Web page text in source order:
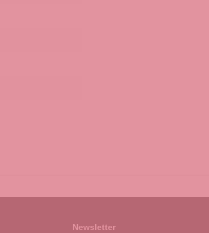
Newsletter